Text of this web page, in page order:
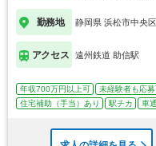
勤務地 静岡県 浜松市中央区
アクセス 遠州鉄道 助信駅
年収700万円以上可 未経験者も応
住宅補助（手当）あり
駅チカ 車